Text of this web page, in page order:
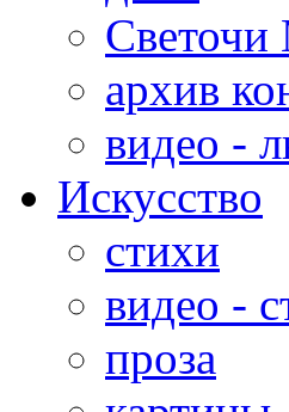
архив
видео -
Искусство
стихи
видео -
проза